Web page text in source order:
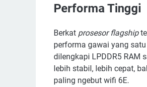
Performa Tinggi
Berkat prosesor flagship
performa gawai yang
dilengkapi LPDDR5 RAM
lebih stabil, lebih cepat,
paling ngebut wifi 6E.